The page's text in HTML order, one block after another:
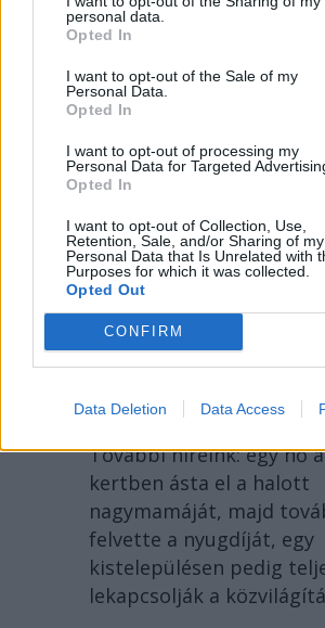
personal data.
Opted In
I want to opt-out of the Sale of my
Personal Data.
Opted In
I want to opt-out of processing my
Personal Data for Targeted
Opted In
I want to opt-out of Collection, Use,
Retention, Sale, and/or Sharing of my
Personal Data that Is Unrelated with
Purposes for which it was collected.
Opted Out
CONFIRM
Data Deletion Data Access
2026. AUGUSZTUS 05., SZERDA
Mégis átverte a
az AUR az
eurót kockára
törvényt – hírmix
További híreink: egy nő
kertben ásta el a halott
nagymamáját, majd
felvette a nyugdíját, egy
kistelepülésen pedig
lekapcsolják a